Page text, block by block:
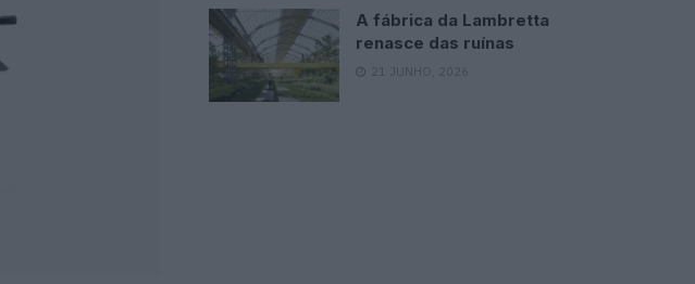
A fábrica da Lambretta
renasce das ruínas
21 JUNHO, 2026